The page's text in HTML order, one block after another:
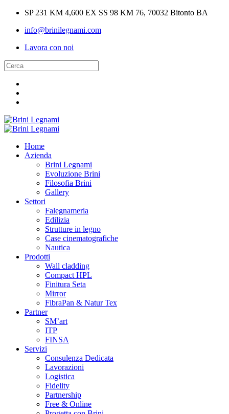
SP 231 KM 4,600 EX SS 98 KM 76, 70032 Bitonto BA
info@brinilegnami.com
Lavora con noi
Home
Azienda
Brini Legnami
Evoluzione Brini
Filosofia Brini
Gallery
Settori
Falegnameria
Edilizia
Strutture in legno
Case cinematografiche
Nautica
Prodotti
Wall cladding
Compact HPL
Finitura Seta
Mirror
FibraPan & Natur Tex
Partner
SM’art
ITP
FINSA
Servizi
Consulenza Dedicata
Lavorazioni
Logistica
Fidelity
Partnership
Free & Online